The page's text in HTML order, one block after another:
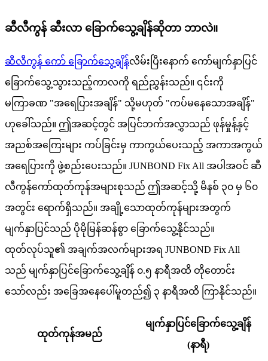
ဆီလီကွန် ဆီးလာ ခြောက်သွေ့ချိန်ဆိုတာ ဘာလဲ။
ဆီလီကွန် ကော် ခြောက်သွေ့ချိန်လိမ်းပြီးနောက် ကော်မျက်နှာပြင်
ခြောက်သွေ့သွားသည့်ကာလကို ရည်ညွှန်းသည်။ ၎င်းကို
မကြာခဏ "အရေပြားအချိန်" သို့မဟုတ် "ကပ်မနေသောအချိန်"
ဟုခေါ်သည်။ ဤအဆင့်တွင် အပြင်ဘက်အလွှာသည် ဖုန်မှုန့်နှင့်
အညစ်အကြေးများ ကပ်ခြင်းမှ ကာကွယ်ပေးသည့် အကာအကွယ်
အရေပြားကို ဖွဲ့စည်းပေးသည်။ JUNBOND Fix All အပါအဝင် ဆီ
လီကွန်ကော်ထုတ်ကုန်အများစုသည် ဤအဆင့်သို့ မိနစ် ၃၀ မှ ၆၀
အတွင်း ရောက်ရှိသည်။ အချို့သောထုတ်ကုန်များအတွက်
မျက်နှာပြင်သည် ပိုမိုမြန်ဆန်စွာ ခြောက်သွေ့နိုင်သည်။
ထုတ်လုပ်သူ၏ အချက်အလက်များအရ JUNBOND Fix All
သည် မျက်နှာပြင်ခြောက်သွေ့ချိန် ၀.၅ နာရီအထိ တိုတောင်း
သော်လည်း အခြေအနေပေါ်မူတည်၍ ၃ နာရီအထိ ကြာနိုင်သည်။
ထုတ်ကုန်အမည်
မျက်နှာပြင်ခြောက်သွေ့ချိန်
(နာရီ)